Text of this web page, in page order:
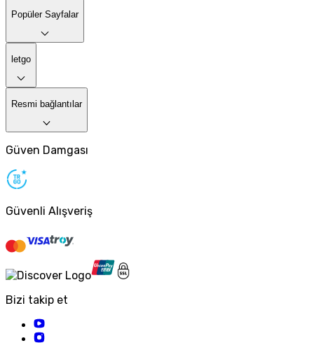
Popüler Sayfalar
letgo
Resmi bağlantılar
Güven Damgası
Güvenli Alışveriş
Bizi takip et